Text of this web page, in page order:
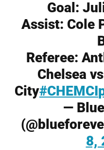
Goal:
Assist: Cole
Referee:
Chelsea
City#CHEMCI
—
8,